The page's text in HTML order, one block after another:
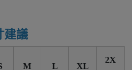
建議
M L XL
2X